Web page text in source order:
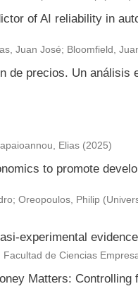
of AI reliability in
Juan José; Bloomfield,
de precios. Un
Elias (2025)
to promote
; Oreopoulos, Philip (
experimental
de Ciencias
Matters: Controlling